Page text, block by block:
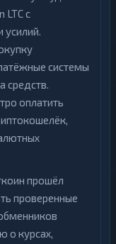
LTC с
системы
средств.
оплатить
прошёл
проверенные
о курсах,